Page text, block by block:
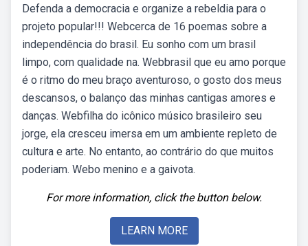
Defenda a democracia e organize a rebeldia para o
projeto popular!!! Webcerca de 16 poemas sobre a
independência do brasil. Eu sonho com um brasil
limpo, com qualidade na. Webbrasil que eu amo porque
é o ritmo do meu braço aventuroso, o gosto dos meus
descansos, o balanço das minhas cantigas amores e
danças. Webfilha do icônico músico brasileiro seu
jorge, ela cresceu imersa em um ambiente repleto de
cultura e arte. No entanto, ao contrário do que muitos
poderiam. Webo menino e a gaivota.
For more information, click the button below.
LEARN MORE